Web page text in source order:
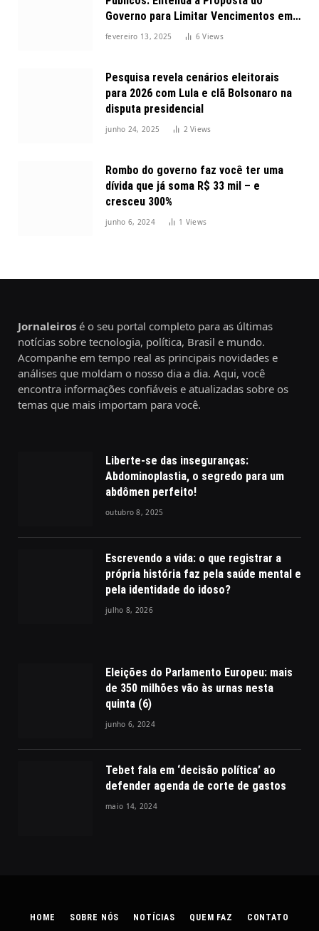
Governo para Limitar Vencimentos em
2025
fevereiro 13, 2025 6Views
Pesquisa revela cenários eleitorais
para 2026 com Lula e clã Bolsonaro na
disputa presidencial
junho 24, 2025 2Views
Rombo do governo faz você ter uma
dívida que já soma R$ 33 mil – e
cresceu 300%
junho 6, 2024 1 Views
Jornaleiros é o seu portal completo para as últimas
notícias sobre tecnologia, política, Brasil e mundo.
Acompanhe em tempo real as principais novidades e
análises que moldam o nosso dia a dia. Aqui, você
encontra informações confiáveis e atualizadas sobre os
temas que mais importam para você.
Liberte-se das inseguranças:
Abdominoplastia, o segredo para um
abdômen perfeito!
outubro 8, 2025
Escrevendo a vida: o que registrar a
própria história faz pela saúde mental e
pela identidade do idoso?
julho 8, 2026
Eleições do Parlamento Europeu: mais
de 350 milhões vão às urnas nesta
quinta (6)
junho 6, 2024
Tebet fala em ‘decisão política’ ao
defender agenda de corte de gastos
maio 14, 2024
HOME SOBRE NÓS NOTÍCIAS QUEM FAZ CONTATO